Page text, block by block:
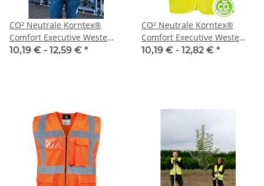
CO² Neutrale Korntex®
Comfort Executive Weste
HAMBURG in 8 Größen
10,19 € - 12,59 € *
CO² Neutrale Korntex®
Comfort Executive Weste
HAMBURG Neon-Gelb EN
10,19 € - 12,82 € *